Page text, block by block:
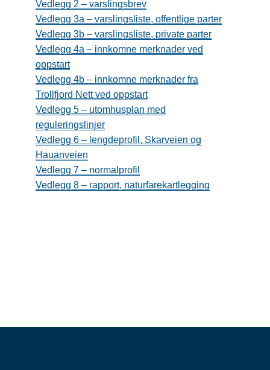
Vedlegg 2 – varslingsbrev
Vedlegg 3a – varslingsliste, offentlige parter
Vedlegg 3b – varslingsliste, private parter
Vedlegg 4a – innkomne merknader ved
oppstart
Vedlegg 4b – innkomne merknader fra
Trollfjord Nett ved oppstart
Vedlegg 5 – utomhusplan med
reguleringslinjer
Vedlegg 6 – lengdeprofil, Skarveien og
Hauanveien
Vedlegg 7 – normalprofil
Vedlegg 8 – rapport, naturfarekartlegging